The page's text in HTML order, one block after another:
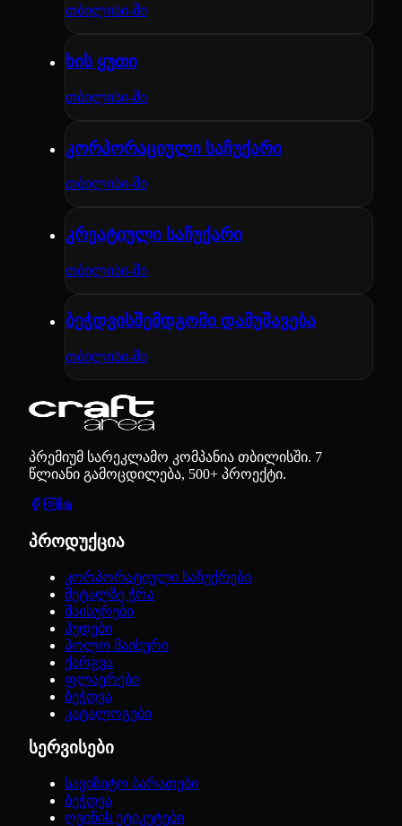
თბილისი-ში
ხის ყუთი
თბილისი-ში
კორპორაციული საჩუქარი
თბილისი-ში
კრეატიული საჩუქარი
თბილისი-ში
ბეჭდვისშემდგომი დამუშავება
თბილისი-ში
პრემიუმ სარეკლამო კომპანია თბილისში. 7
წლიანი გამოცდილება, 500+ პროექტი.
პროდუქცია
კორპორატიული საჩუქრები
მეტალზე ჭრა
მაისურები
ჰუდები
პოლო მაისური
ქარგვა
ფლაერები
ბეჭდვა
კატალოგები
სერვისები
სავიზიტო ბარათები
ბეჭდვა
ღვინის ეტიკეტები